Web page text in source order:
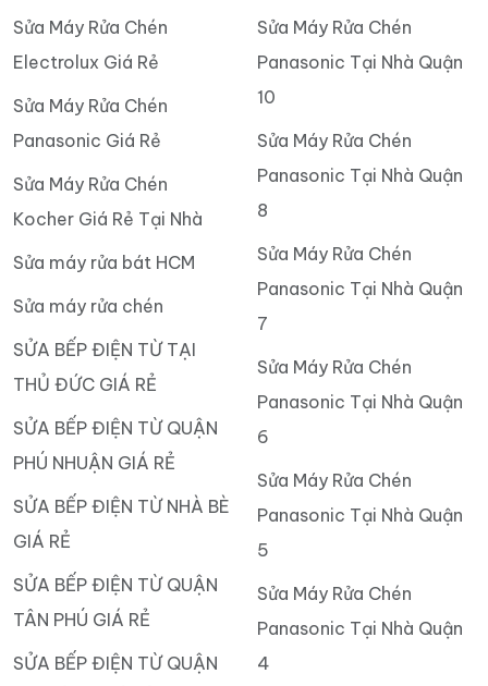
Sửa Máy Rửa Chén
Electrolux Giá Rẻ
Sửa Máy Rửa Chén
Panasonic Giá Rẻ
Sửa Máy Rửa Chén
Kocher Giá Rẻ Tại Nhà
Sửa máy rửa bát HCM
Sửa máy rửa chén
SỬA BẾP ĐIỆN TỪ TẠI
THỦ ĐỨC GIÁ RẺ
SỬA BẾP ĐIỆN TỪ QUẬN
PHÚ NHUẬN GIÁ RẺ
SỬA BẾP ĐIỆN TỪ NHÀ BÈ
GIÁ RẺ
SỬA BẾP ĐIỆN TỪ QUẬN
TÂN PHÚ GIÁ RẺ
SỬA BẾP ĐIỆN TỪ QUẬN
Sửa Máy Rửa Chén
Panasonic Tại Nhà Quận
10
Sửa Máy Rửa Chén
Panasonic Tại Nhà Quận
8
Sửa Máy Rửa Chén
Panasonic Tại Nhà Quận
7
Sửa Máy Rửa Chén
Panasonic Tại Nhà Quận
6
Sửa Máy Rửa Chén
Panasonic Tại Nhà Quận
5
Sửa Máy Rửa Chén
Panasonic Tại Nhà Quận
4